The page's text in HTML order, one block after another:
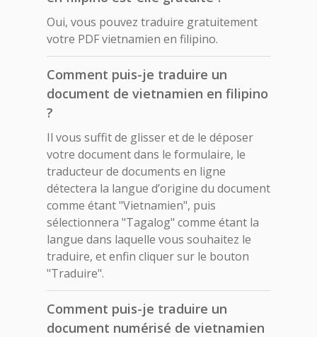
Oui, vous pouvez traduire gratuitement
votre PDF vietnamien en filipino.
Comment puis-je traduire un
document de vietnamien en filipino
?
Il vous suffit de glisser et de le déposer
votre document dans le formulaire, le
traducteur de documents en ligne
détectera la langue d’origine du document
comme étant "Vietnamien", puis
sélectionnera "Tagalog" comme étant la
langue dans laquelle vous souhaitez le
traduire, et enfin cliquer sur le bouton
"Traduire".
Comment puis-je traduire un
document numérisé de vietnamien